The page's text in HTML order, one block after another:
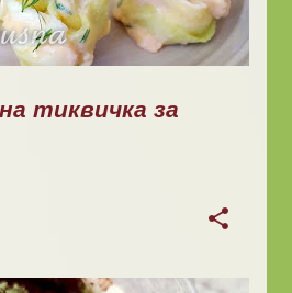
тиквичка за